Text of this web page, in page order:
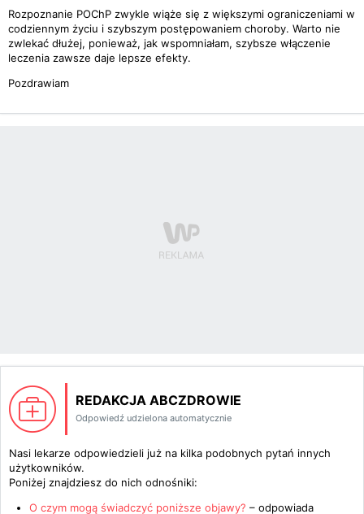
Rozpoznanie POChP zwykle wiąże się z większymi ograniczeniami w
codziennym życiu i szybszym postępowaniem choroby. Warto nie
zwlekać dłużej, ponieważ, jak wspomniałam, szybsze włączenie
leczenia zawsze daje lepsze efekty.
Pozdrawiam
REDAKCJA ABCZDROWIE
Odpowiedź udzielona automatycznie
Nasi lekarze odpowiedzieli już na kilka podobnych pytań innych
użytkowników.
Poniżej znajdziesz do nich odnośniki:
O czym mogą świadczyć poniższe objawy? – odpowiada